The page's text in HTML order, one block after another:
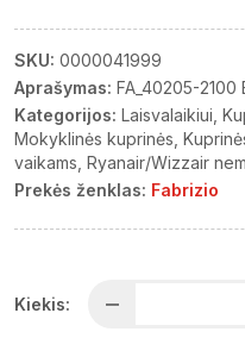
SKU: 0000041999
Aprašymas: FA_40205-
Kategorijos: Laisvalaikiui
Mokyklinės kuprinės
vaikams Ryanair/Wizzair
Prekės ženklas: Fabrizio
Kiekis: